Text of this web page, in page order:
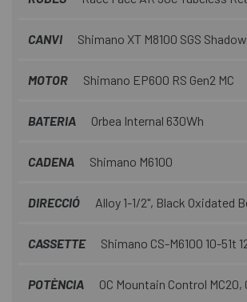
CANVI Shimano XT M8100 SGS
MOTOR Shimano EP600 RS Gen2 MC
BATERIA Orbea Internal 630Wh
CADENA Shimano M6100
DIRECCIÓ Alloy 1-1/2", Black Oxidated
CASSETTE Shimano CS-M6100 10-51t
POTÈNCIA OC Mountain Control MC20,